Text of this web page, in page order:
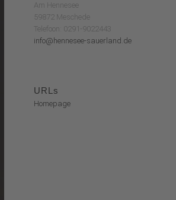
Am Hennesee
59872 Meschede
Telefoon: 0291-9022443
info@hennesee-sauerland.de
URLs
Homepage